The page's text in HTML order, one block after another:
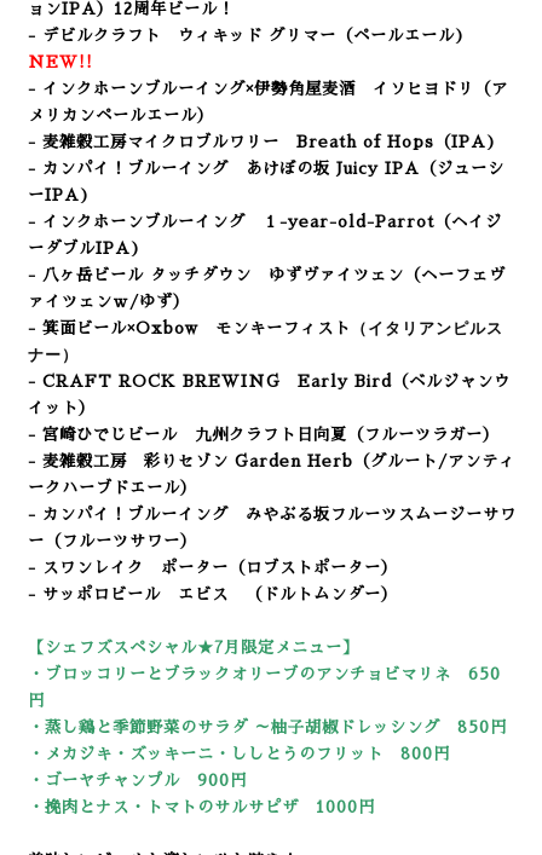
ョンIPA）12周年ビール！
- デビルクラフト ウィキッド グリマー （ペールエール)
NEW!!
- インクホーンブルーイング×伊勢角屋麦酒 イソヒヨドリ（ア
メリカンペールエール）
- 麦雑穀工房マイクロブルワリー Breath of Hops （IPA)
- カンパイ！ブルーイング あけぼの坂 Juicy IPA （ジューシ
ーIPA)
- インクホーンブルーイング １-year-old-Parrot（ヘイジ
ーダブルIPA)
- 八ヶ岳ビール タッチダウン ゆずヴァイツェン（ヘーフェヴ
ァイツェンｗ/ゆず）
- 箕面ビール×Oxbow モンキーフィスト
（イタリアンピルス
ナー）
- CRAFT ROCK BREWING Early Bird（ベルジャンウ
イット）
- 宮崎ひでじビール 九州クラフト日向夏
（フルーツラガー）
- 麦雑穀工房 彩りセゾン Garden Herb （グルート/アンティ
ークハーブドエール）
- カンパイ！ブルーイング みやぶる坂フルーツスムージーサワ
ー（フルーツサワー）
- スワンレイク ポーター（ロブストポーター）
- サッポロビール エビス （ドルトムンダー）
【シェフズスペシャル★7 月限定メニュー】
・ブロッコリーとブラックオリーブのアンチョビマリネ 650
円
・蒸し鶏と季節野菜のサラダ ～柚子胡椒ドレッシング 850円
・メカジキ・ズッキーニ・ししとうのフリット
800 円
・ゴーヤチャンプル 900円
・挽肉とナス・トマトのサルサピザ 1000円